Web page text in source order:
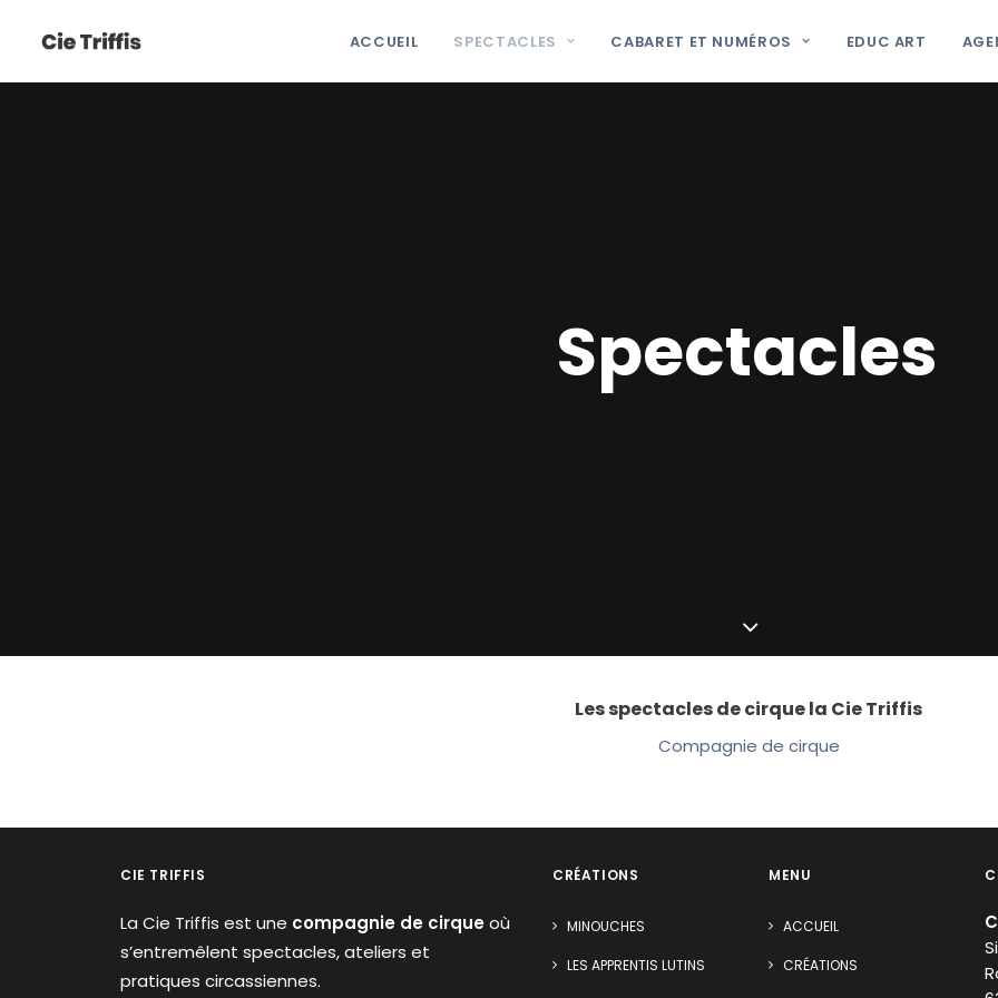
ACCUEIL SPECTACLES CABARET ET NUMÉROS EDUC ART
Spectacles
Les spectacles de cirque la Cie Triffis
Compagnie de cirque
CIE TRIFFIS
La Cie Triffis est une compagnie de cirqueoù
s’entremêlent spectacles, ateliers et
pratiques circassiennes.
CRÉATIONS
MINOUCHES
LES APPRENTIS LUTINS
MENU
ACCUEIL
CRÉATIONS